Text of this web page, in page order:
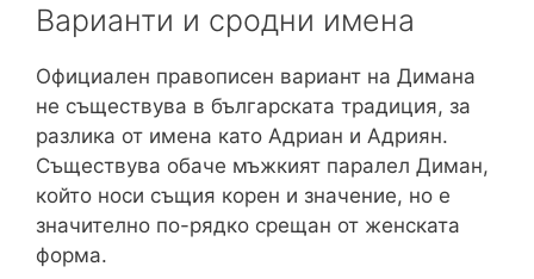
Варианти и сродни имена
Официален правописен вариант на Димана
не съществува в българската традиция, за
разлика от имена като Адриан и Адриян.
Съществува обаче мъжкият паралел Диман,
който носи същия корен и значение, но е
значително по-рядко срещан от женската
форма.